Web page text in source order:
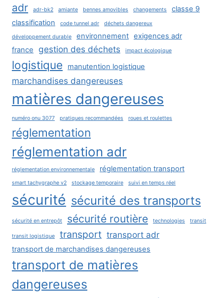
adr adr-bk2 amiante bennes amovibles changements
classe 9
classification
code tunnel adr déchets dangereux
développement durable environnement exigences adr
france
gestion des déchets impact écologique
logistique manutention logistique
marchandises dangereuses
matières dangereuses
numéro onu 3077 pratiques recommandées roues et roulettes
réglementation
réglementation adr
réglementation environnementale réglementation transport
smart tachygraphe v2 stockage temporaire suivi en temps réel
sécurité sécurité des transports
sécurité en entrepôt sécurité routière technologies transit
transit logistique transport transport adr
transport de marchandises dangereuses
transport de matières
dangereuses